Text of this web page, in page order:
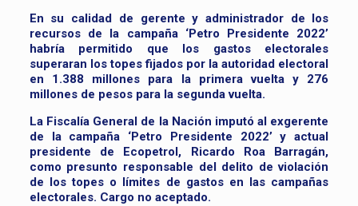
En su calidad de gerente y administrador de los
recursos de la campaña ‘Petro Presidente 2022’
habría permitido que los gastos electorales
superaran los topes fijados por la autoridad electoral
en 1.388 millones para la primera vuelta y 276
millones de pesos para la segunda vuelta.
La Fiscalía General de la Nación imputó al exgerente
de la campaña ‘Petro Presidente 2022’ y actual
presidente de Ecopetrol, Ricardo Roa Barragán,
como presunto responsable del delito de violación
de los topes o límites de gastos en las campañas
electorales. Cargo no aceptado.